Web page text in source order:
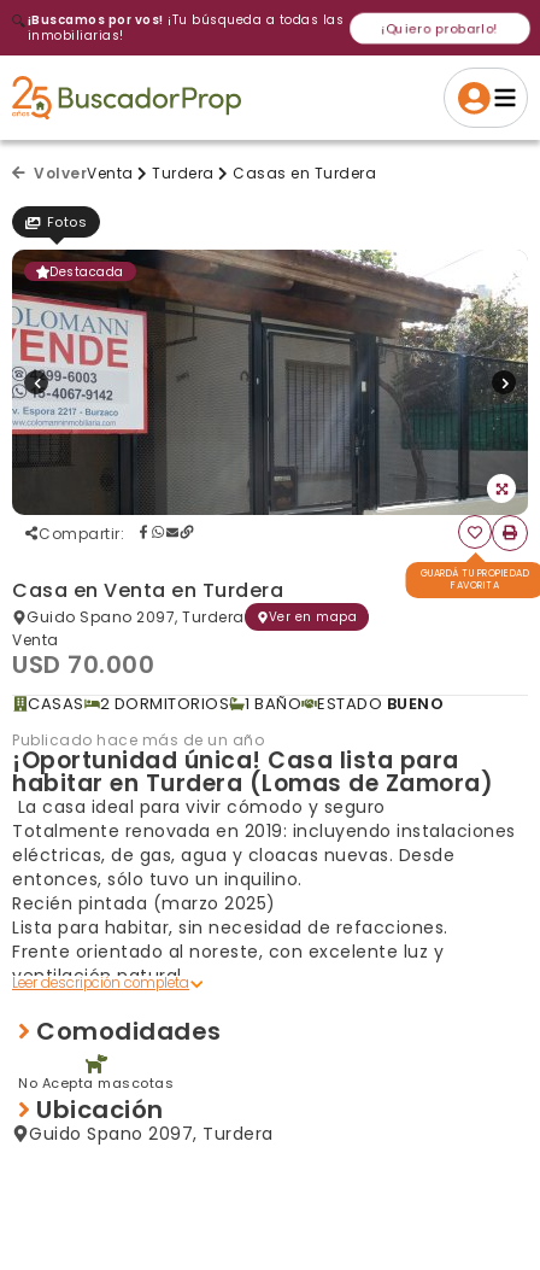
🔍¡Buscamos por vos! ¡Tu búsqueda a todas las
inmobiliarias!
¡Quiero probarlo!
Cancelar Si, eliminar
Gracias
Volver a intentar
VolverVenta Turdera Casas en Turdera
Fotos
Destacada
Compartir:
GUARDÁ TU PROPIEDAD
FAVORITA
Casa en Venta en Turdera
Guido Spano 2097, Turdera Ver en mapa
Venta
USD 70.000
CASAS 2 DORMITORIOS 1 BAÑO ESTADO BUENO
Publicado hace más de un año
¡Oportunidad única! Casa lista para
habitar en Turdera (Lomas de Zamora)
La casa ideal para vivir cómodo y seguro
Totalmente renovada en 2019: incluyendo instalaciones
eléctricas, de gas, agua y cloacas nuevas. Desde
entonces, sólo tuvo un inquilino.
Recién pintada (marzo 2025)
Lista para habitar, sin necesidad de refacciones.
Frente orientado al noreste, con excelente luz y
ventilación natural.
Dormitorio principal (3 x 3,5 m) con estufa de tiro
balanceado y piso de parquet.
Segundo dormitorio (2,5 x 3 m) con piso cerámico.
Cocina moderna en paralelo (3 x 3 m) con spar,
alacenas y mesada de mármol en ambos lados,
optimizando el espacio y la funcionalidad. Equipada
Comodidades
No Acepta mascotas
Ubicación
Guido Spano 2097, Turdera